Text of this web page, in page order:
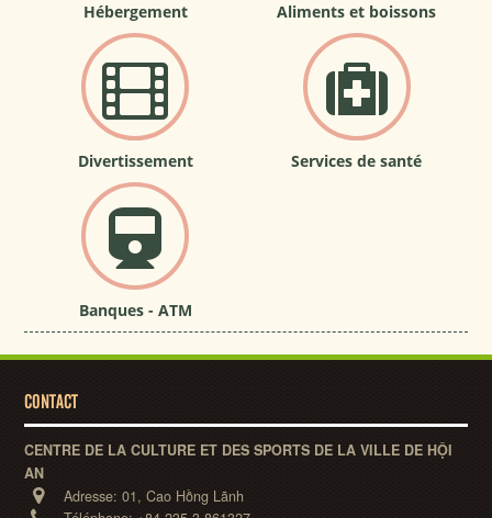
Hébergement Aliments et boissons
Divertissement Services de santé
Banques - ATM
CONTACT
CENTRE DE LA CULTURE ET DES SPORTS DE LA VILLE DE HỘI
AN
Adresse:01, Cao Hồng Lãnh